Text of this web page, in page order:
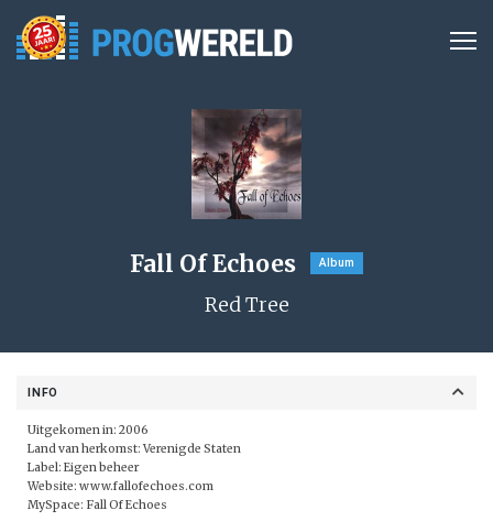
Fall Of Echoes Album
Red Tree
INFO
Uitgekomen in: 2006
Land van herkomst: Verenigde Staten
Label: Eigen beheer
Website: www.fallofechoes.com
MySpace: Fall Of Echoes